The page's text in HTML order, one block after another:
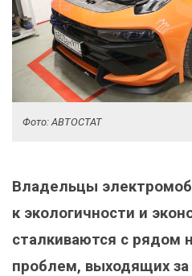
Фото: АВТОСТАТ
Владельцы
к экологичности и
сталкиваются с рядом
проблем, выходящих